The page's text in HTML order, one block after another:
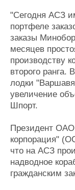
"Сегодня АСЗ
портфеле
заказы
месяцев
производству
второго ранга.
лодки
увеличение
Шпорт.
Президент ОАО
корпорация"
что на АСЗ
надводное
гражданским